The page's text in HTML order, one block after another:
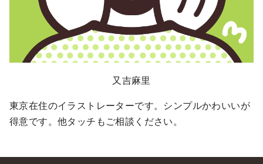
又吉麻里
東京在住のイラストレーターです。シンプルかわいいが
得意です。他タッチもご相談ください。